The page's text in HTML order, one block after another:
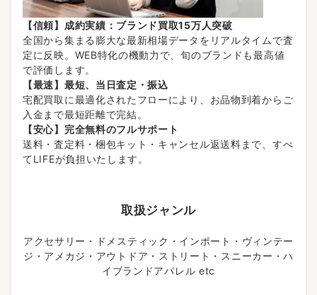
【信頼】成約実績：ブランド買取15万人突破
全国から集まる膨大な最新相場データをリアルタイムで査
定に反映。WEB特化の機動力で、旬のブランドも最高値
で評価します。
【最速】最短、当日査定・振込
宅配買取に最適化されたフローにより、お品物到着からご
入金まで最短距離で完結。
【安心】完全無料のフルサポート
送料・査定料・梱包キット・キャンセル返送料まで、すべ
てLIFEが負担いたします。
取扱ジャンル
アクセサリー・ドメスティック・インポート・ヴィンテー
ジ・アメカジ・アウトドア・ストリート・スニーカー・ハ
イブランドアパレル etc